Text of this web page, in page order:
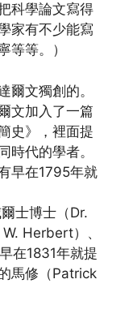
科學論文寫得
家有不少能寫
等等。）
爾文獨創的。
文加入了一篇
史》，裡面提
時代的學者。
早在1795年就
士博士（Dr.
Herbert）、
在1831年就提
馬修（Patrick